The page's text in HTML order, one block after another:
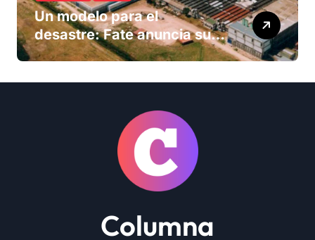
Un modelo para el
desastre: Fate anuncia su
cierre definitivo y despide a
Columna